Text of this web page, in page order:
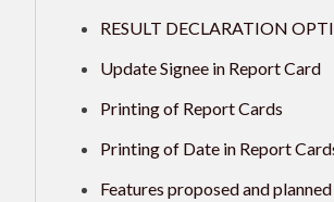
RESULT DECLARATION
Update Signee in Report Card
Printing of Report Cards
Printing of Date in Report
Features proposed and